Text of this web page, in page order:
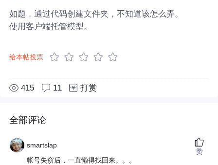
如题，通过代码创建文件夹，不知道该怎么弄。
使用客户端托管模型。
给本帖投票
415 11 打赏
全部评论
smartslap
帐号失窃后，一直懒得找回来。。。
赞